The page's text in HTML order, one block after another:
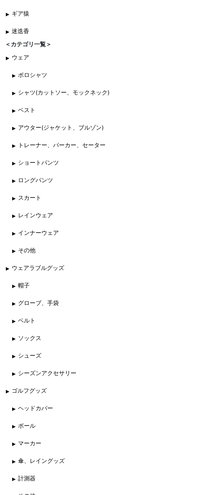
ギア猿
迷迭香
＜カテゴリ一覧＞
ウェア
ポロシャツ
シャツ(カットソー、モックネック)
ベスト
アウター(ジャケット、ブルゾン)
トレーナー、パーカー、セーター
ショートパンツ
ロングパンツ
スカート
レインウェア
インナーウェア
その他
ウェアラブルグッズ
帽子
グローブ、手袋
ベルト
ソックス
シューズ
シーズンアクセサリー
ゴルフグッズ
ヘッドカバー
ボール
マーカー
傘、レイングッズ
計測器